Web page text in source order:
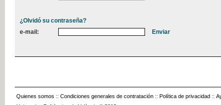
¿Olvidó su contraseña?
e-mail:
Quienes somos :: Condiciones generales de contratación :: Política de privacidad ::